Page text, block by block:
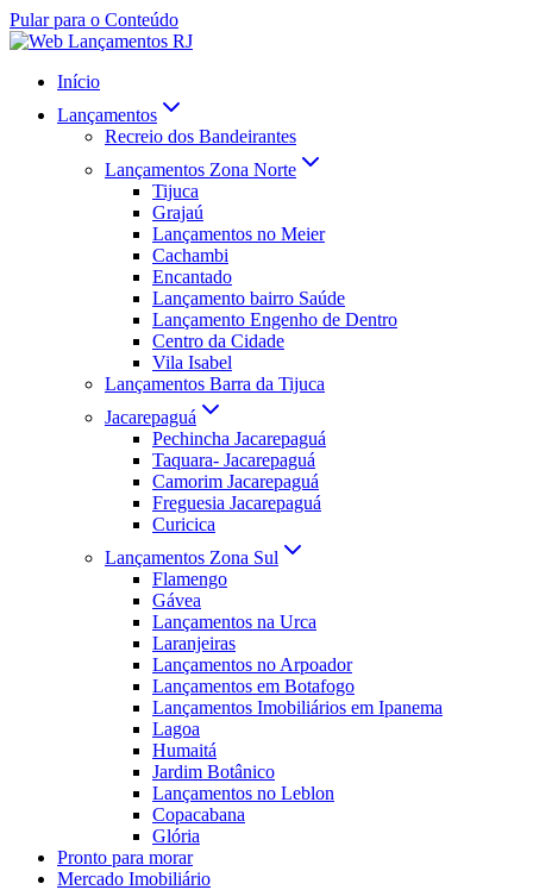
Pular para o Conteúdo
Início
Lançamentos
Recreio dos Bandeirantes
Lançamentos Zona Norte
Tijuca
Grajaú
Lançamentos no Meier
Cachambi
Encantado
Lançamento bairro Saúde
Lançamento Engenho de Dentro
Centro da Cidade
Vila Isabel
Lançamentos Barra da Tijuca
Jacarepaguá
Pechincha Jacarepaguá
Taquara- Jacarepaguá
Camorim Jacarepaguá
Freguesia Jacarepaguá
Curicica
Lançamentos Zona Sul
Flamengo
Gávea
Lançamentos na Urca
Laranjeiras
Lançamentos no Arpoador
Lançamentos em Botafogo
Lançamentos Imobiliários em Ipanema
Lagoa
Humaitá
Jardim Botânico
Lançamentos no Leblon
Copacabana
Glória
Pronto para morar
Mercado Imobiliário